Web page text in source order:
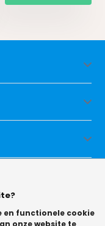
en functionele cookie
onze website te